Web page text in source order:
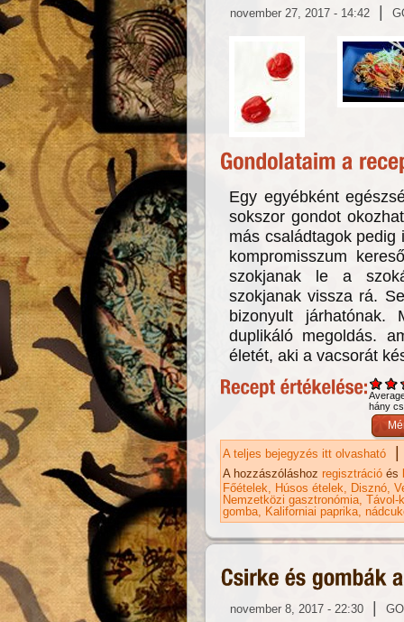
november 27, 2017 - 14:42 |
Egy egyébként
sokszor gondot
más családtagok
kompromisszum
szokjanak le a
szokjanak vissza rá.
bizonyult
duplikáló megoldás.
életét, aki a vacsorát
hány
A teljes bejegyzés itt olvasható |
A hozzászóláshoz regisztráció és
Főételek
Húsos ételek Disznó
Nemzetközi gasztronómia Távol-
gomba
Kaliforniai paprika
november 8, 2017 - 22:30 |